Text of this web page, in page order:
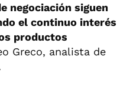
negociación siguen
el continuo interés
productos
Greco, analista de